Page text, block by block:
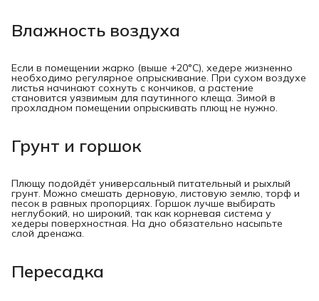
Влажность воздуха
Если в помещении жарко (выше +20°C), хедере жизненно
необходимо регулярное опрыскивание. При сухом воздухе
листья начинают сохнуть с кончиков, а растение
становится уязвимым для паутинного клеща. Зимой в
прохладном помещении опрыскивать плющ не нужно.
Грунт и горшок
Плющу подойдёт универсальный питательный и рыхлый
грунт. Можно смешать дерновую, листовую землю, торф и
песок в равных пропорциях. Горшок лучше выбирать
неглубокий, но широкий, так как корневая система у
хедеры поверхностная. На дно обязательно насыпьте
слой дренажа.
Пересадка